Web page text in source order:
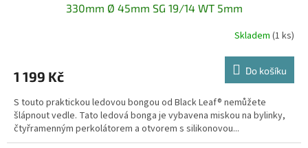
330mm Ø 45mm SG 19/14 WT 5mm
Skladem (1 ks)
1 199 Kč Do košíku
S touto praktickou ledovou bongou od Black Leaf® nemůžete
šlápnout vedle. Tato ledová bonga je vybavena miskou na bylinky,
čtyřramenným perkolátorem a otvorem s silikonovou...